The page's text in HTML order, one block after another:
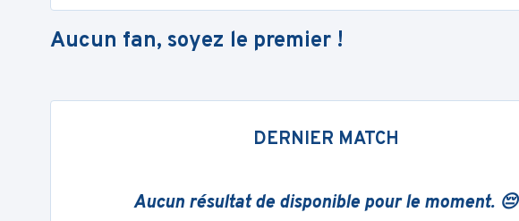
Aucun fan, soyez le premier !
DERNIER MATCH
Aucun résultat de disponible pour le moment. 😔